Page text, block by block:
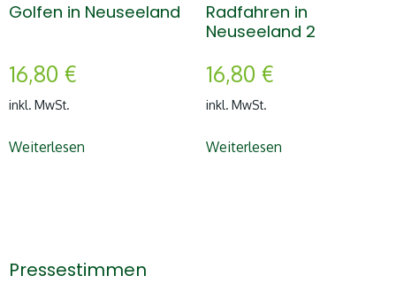
Golfen in Neuseeland
16,80 €
inkl. MwSt.
Weiterlesen
Radfahren in
Neuseeland 2
16,80 €
inkl. MwSt.
Weiterlesen
Pressestimmen